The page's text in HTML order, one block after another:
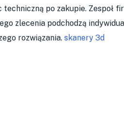
techniczną po zakupie. Zespoł
zlecenia podchodzą
rozwiązania. skanery 3d